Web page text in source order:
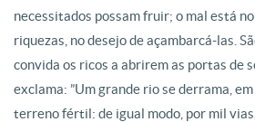
necessitados possam fruir; o mal está
riquezas, no desejo de açambarcá-las.
convida os ricos a abrirem as portas de
exclama: ”Um grande rio se derrama,
terreno fértil: de igual modo, por mil